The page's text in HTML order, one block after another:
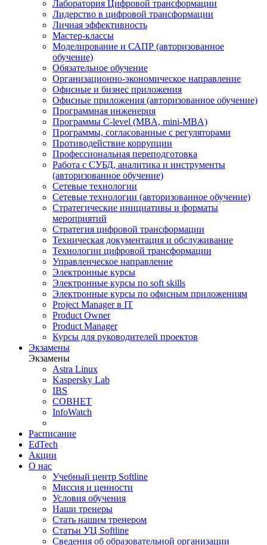
Лаборатория Цифровой трансформации
Лидерство в цифровой трансформации
Личная эффективность
Мастер-классы
Моделирование и САПР (авторизованное
обучение)
Обязательное обучение
Организационно-экономическое направление
Офисные и бизнес приложения
Офисные приложения (авторизованное обучение)
Программная инженерия
Программы C-level (MBA, mini-MBA)
Программы, согласованные с регуляторами
Противодействие коррупции
Профессиональная переподготовка
Работа с СУБД, аналитика и инструменты
(авторизованное обучение)
Сетевые технологии
Сетевые технологии (авторизованное обучение)
Стратегические инициативы и форматы
мероприятий
Стратегия цифровой трансформации
Техническая документация и обслуживание
Технологии цифровой трансформации
Управленческое направление
Электронные курсы
Электронные курсы по soft skills
Электронные курсы по офисным приложениям
Project Manager в IT
Product Owner
Product Manager
Курсы для руководителей проектов
Экзамены
Экзамены
Astra Linux
Kaspersky Lab
IBS
СОВНЕТ
InfoWatch
Расписание
EdTech
Акции
О нас
Учебный центр Softline
Миссия и ценности
Условия обучения
Наши тренеры
Стать нашим тренером
Статьи УЦ Softline
Сведения об образовательной организации